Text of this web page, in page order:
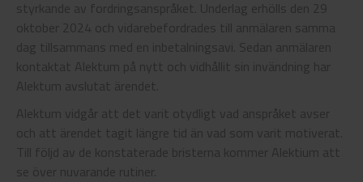
styrkande av fordringsanspråket. Underlag erhölls den 29
oktober 2024 och vidarebefordrades till anmälaren samma
dag tillsammans med en inbetalningsavi. Sedan anmälaren
kontaktat Alektum på nytt och vidhållit sin invändning har
Alektum avslutat ärendet.
Alektum vidgår att det varit otydligt vad anspråket avser
och att ärendet tagit längre tid än vad som varit motiverat.
Till följd av de konstaterade bristerna kommer Alektium att
se över nuvarande rutiner.